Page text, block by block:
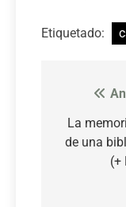
Etiquetado:
de
La
de una
(+